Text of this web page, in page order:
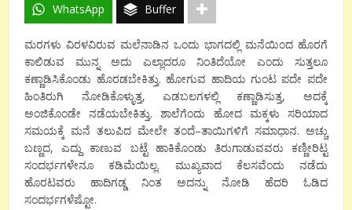
WhatsApp Buffer
ಮರಗಳು ವಿರಳವಿರುವ ಮಲೆನಾಡಿನ ಒಂದು ಭಾಗದಲ್ಲಿ ಮನೆಯಿಂದ ಹೊರಗೆ
ಕಾಲಿಡುವ
ಮುನ್ನ ಅದು ಎಲ್ಲಾದರೂ ನಿಂತಿದೆಯೋ ಎಂದು
ಸುತ್ತಲೂ
ಕಣ್ಣಾಡಿಸಿಕೊಂಡು ಹೊರಡಬೇಕಿತ್ತು.ಹೋಗುವ ಹಾದಿಯ ಗುಂಟ ಪದೇ ಪದೇ
ಹಿಂತಿರುಗಿ
ನೋಡಿಕೊಳ್ಳುತ್ತ,ಎಡಬಲಗಳಲ್ಲಿ ಕಣ್ಣಾಡಿಸುತ್ತ, ಅದಕ್ಕೆ
ಅಂಜಿಕೊಂಡೇ ನಡೆಯಬೇಕಿತ್ತು.ಶಾಲೆಗೆಂದು ಹೋದ ಮಕ್ಕಳು ಸರಿಯಾದ
ಸಮಯಕ್ಕೆ ಮನೆ ತಲುಪಿದ ಮೇಲೇ ತಂದೆ–ತಾಯಿಗಳಿಗೆ ಸಮಾಧಾನ. ಅಚ್ಚು
ಬಣ್ಣದ,ಎದ್ದು ಕಾಣುವ ಬಟ್ಟೆ ಹಾಕಿಕೊಂಡು ತಿರುಗಾಡುವವರು ಕಣ್ಣೀರಿಟ್ಟ
ಸಂದರ್ಭಗಳೇನೂ
ಕಡಿಮೆಯಿಲ್ಲ. ಮುಖ್ಯವಾದ ಕೆಲಸವೆಂದು
ನಡೆದು
ಹೊರಟವರು
ಹಾದಿಗಡ್ಡ ನಿಂತ ಅದನ್ನು ನೋಡಿ ಹೆದರಿ
ಓಡಿದ
ಸಂದರ್ಭಗಳೆಷ್ಟೋ.